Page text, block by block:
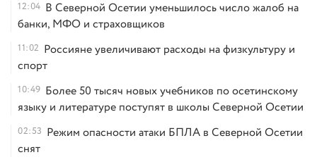
12:04 В Северной Осетии уменьшилось число жалоб на
банки, МФО и страховщиков
11:02 Россияне увеличивают расходы на физкультуру и
спорт
10:49 Более 50 тысяч новых учебников по осетинскому
языку и литературе поступят в школы Северной Осетии
02:53 Режим опасности атаки БПЛА в Северной Осетии
снят